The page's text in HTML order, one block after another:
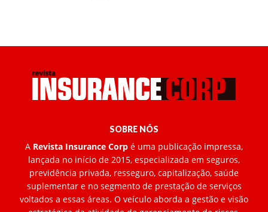
SOBRE NÓS
A Revista Insurance Corp é uma publicação impressa,
lançada no início de 2015, especializada em seguros,
previdência privada, resseguro, capitalização, saúde
suplementar e no segmento de prestação de serviços
voltados a essas áreas. O veículo aborda a gestão e visão